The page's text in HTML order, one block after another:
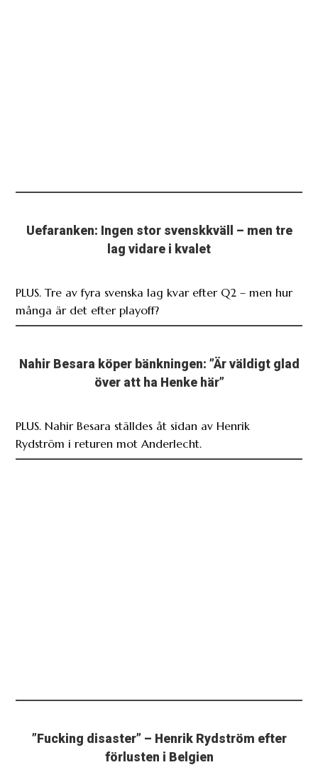
Uefaranken: Ingen stor svenskkväll – men tre
lag vidare i kvalet
PLUS. Tre av fyra svenska lag kvar efter Q2 – men hur
många är det efter playoff?
Nahir Besara köper bänkningen: ”Är väldigt glad
över att ha Henke här”
PLUS. Nahir Besara ställdes åt sidan av Henrik
Rydström i returen mot Anderlecht.
”Fucking disaster” – Henrik Rydström efter
förlusten i Belgien